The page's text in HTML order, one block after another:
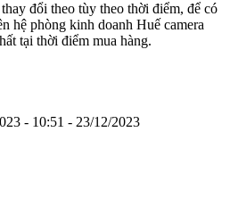
đổi theo tùy theo thời điểm, để có
hệ phòng kinh doanh Huế camera
tại thời điểm mua hàng.
- 10:51 - 23/12/2023